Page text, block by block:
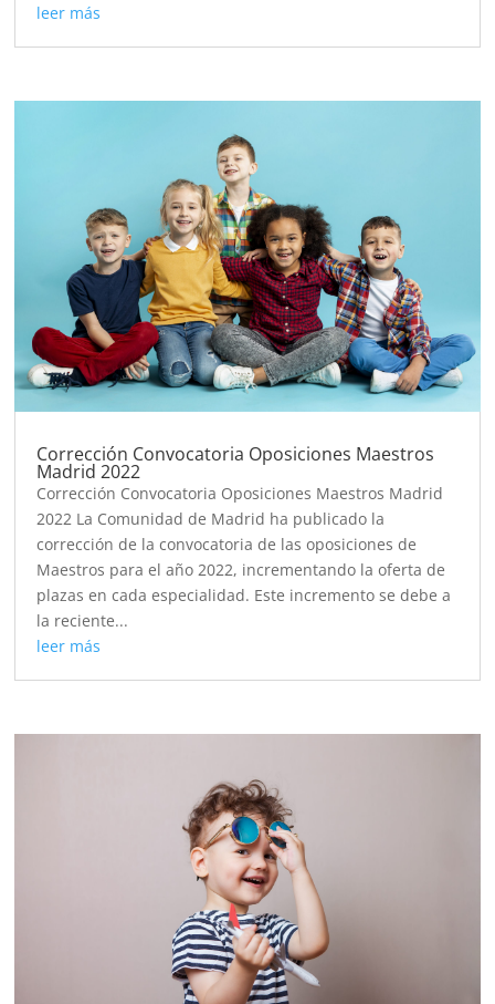
leer más
Corrección Convocatoria Oposiciones Maestros
Madrid 2022
Corrección Convocatoria Oposiciones Maestros Madrid
2022 La Comunidad de Madrid ha publicado la
corrección de la convocatoria de las oposiciones de
Maestros para el año 2022, incrementando la oferta de
plazas en cada especialidad. Este incremento se debe a
la reciente...
leer más